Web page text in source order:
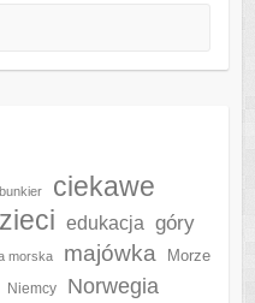
bunkier
ciekawe
edukacja góry
morska majówka
Morze
Niemcy Norwegia